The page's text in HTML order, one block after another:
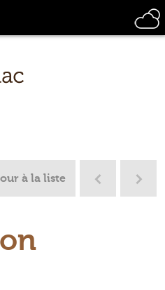
à la liste